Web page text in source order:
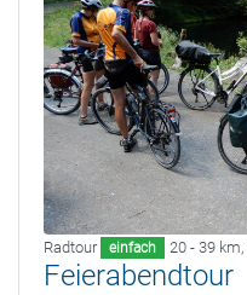
Radtour einfach 20 - 39 km,
Feierabendtour